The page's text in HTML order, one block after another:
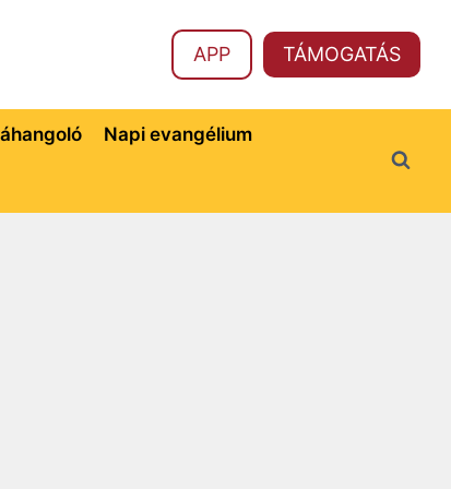
APP TÁMOGATÁS
Napi evangélium